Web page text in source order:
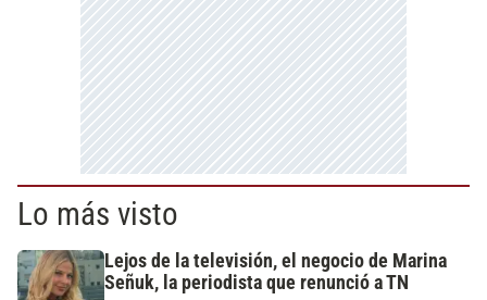
Lo más visto
Lejos de la televisión, el negocio de Marina
Señuk, la periodista que renunció a TN